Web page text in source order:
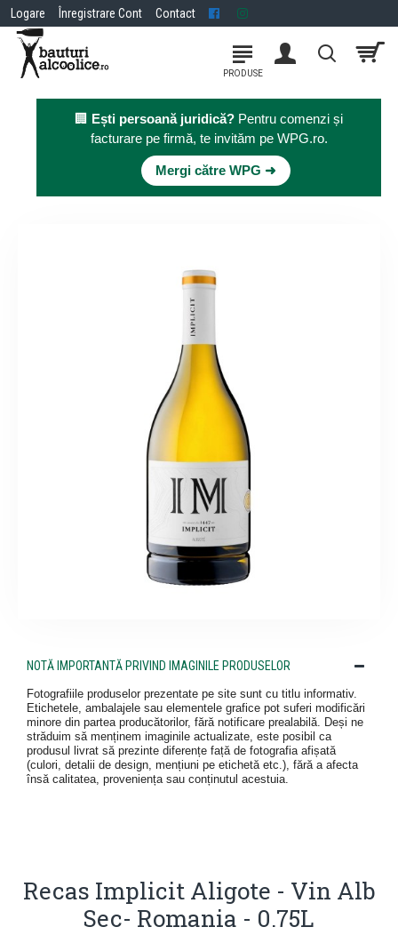
Logare Înregistrare Cont Contact
🏢 Ești persoană juridică? Pentru comenzi și
facturare pe firmă, te invităm pe WPG.ro.
Mergi către WPG ➜
NOTĂ IMPORTANTĂ PRIVIND IMAGINILE PRODUSELOR
Fotografiile produselor prezentate pe site sunt cu titlu informativ.
Etichetele, ambalajele sau elementele grafice pot suferi modificări
minore din partea producătorilor, fără notificare prealabilă. Deși ne
străduim să menținem imaginile actualizate, este posibil ca
produsul livrat să prezinte diferențe față de fotografia afișată
(culori, detalii de design, mențiuni pe etichetă etc.), fără a afecta
însă calitatea, proveniența sau conținutul acestuia.
Recas Implicit Aligote - Vin Alb
Sec- Romania - 0.75L